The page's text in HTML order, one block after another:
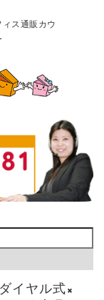
ス通販カウ
イヤル式×